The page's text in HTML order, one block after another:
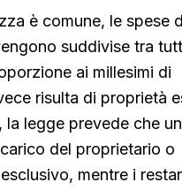
è comune, le spese
suddivise tra
ai millesimi di
risulta di proprietà
la legge prevede che
del proprietario o
mentre i